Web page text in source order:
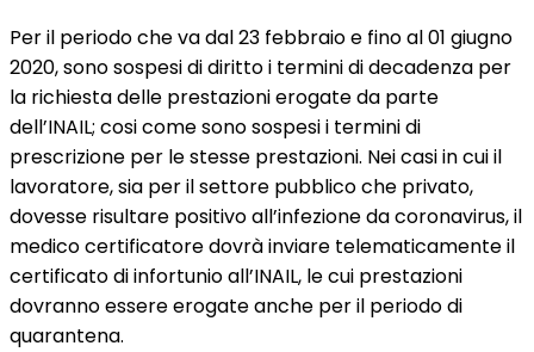
Per il periodo che va dal 23 febbraio e fino al 01 giugno
2020, sono sospesi di diritto i termini di decadenza per
la richiesta delle prestazioni erogate da parte
dell’INAIL; cosi come sono sospesi i termini di
prescrizione per le stesse prestazioni. Nei casi in cui il
lavoratore, sia per il settore pubblico che privato,
dovesse risultare positivo all’infezione da coronavirus, il
medico certificatore dovrà inviare telematicamente il
certificato di infortunio all’INAIL, le cui prestazioni
dovranno essere erogate anche per il periodo di
quarantena.